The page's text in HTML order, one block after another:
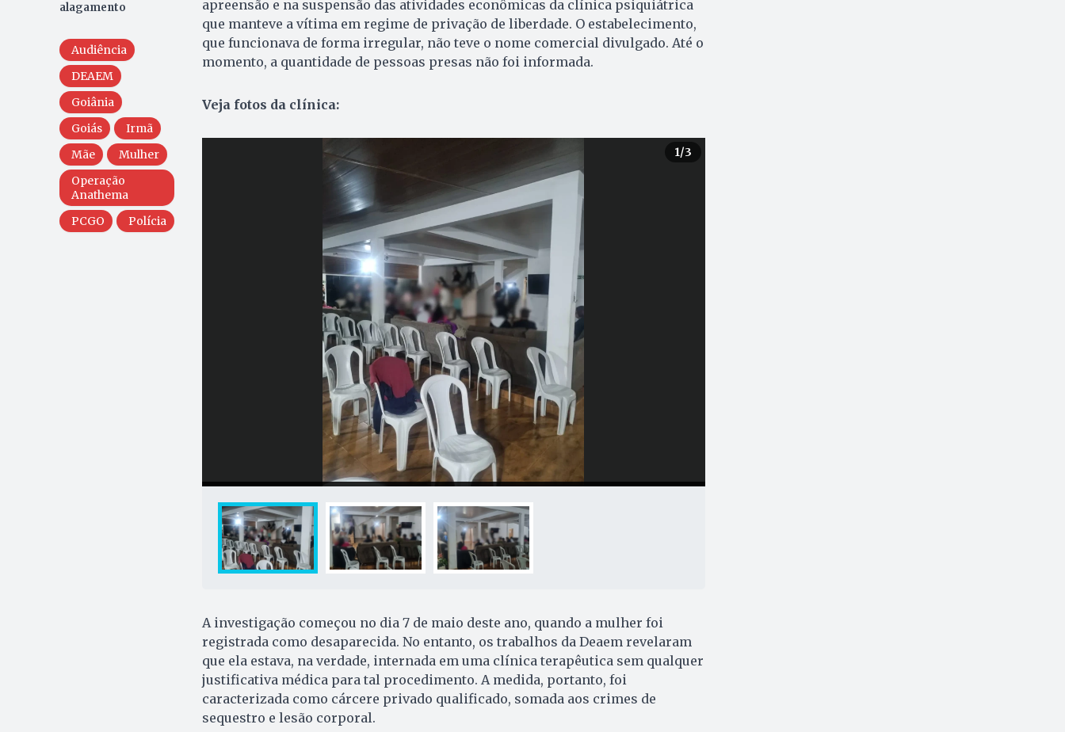
alagamento
Audiência
DEAEM
Goiânia
Goiás
Irmã
Mãe
Mulher
Operação
Anathema
PCGO
Polícia
apreensão e na suspensão das atividades econômicas da clínica psiquiátrica
que manteve a vítima em regime de privação de liberdade. O estabelecimento,
que funcionava de forma irregular, não teve o nome comercial divulgado. Até o
momento, a quantidade de pessoas presas não foi informada.
Veja fotos da clínica:
1/3
A investigação começou no dia 7 de maio deste ano, quando a mulher foi
registrada como desaparecida. No entanto, os trabalhos da Deaem revelaram
que ela estava, na verdade, internada em uma clínica terapêutica sem qualquer
justificativa médica para tal procedimento. A medida, portanto, foi
caracterizada como cárcere privado qualificado, somada aos crimes de
sequestro e lesão corporal.